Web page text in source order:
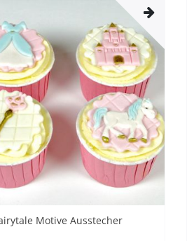
Motive Ausstecher